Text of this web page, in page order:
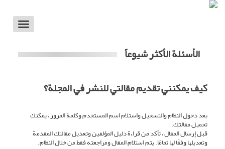
Toggle
الأسئلة الأكثر شيوعاً
كيف يمكنني تقديم مقالتي للنشر في المجلة؟
بعد دخول النظام والتسجيل واستلام اسم المستخدم وكلمة المرور ، يمكنك
تحميل مقالتك.
قبل إرسال المقال ، تأكد من قراءة دليل المؤلفين وتعديل مقالتك المقدمة
وتعديلها وفقًا لها تمامًا. يتم استلام المقال ومراجعته فقط من خلال النظام.